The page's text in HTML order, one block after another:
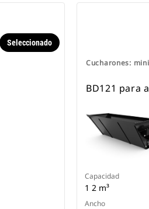
Seleccionado
Cucharones:
BD121 para
Capacidad
1 2 m³
Ancho